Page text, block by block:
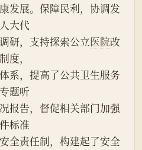
发展。保障民利，协调发
大代
研，支持探索公立医院改
度，
系，提高了公共卫生服务
题听
报告，督促相关部门加强
标准
全责任制，构建起了安全